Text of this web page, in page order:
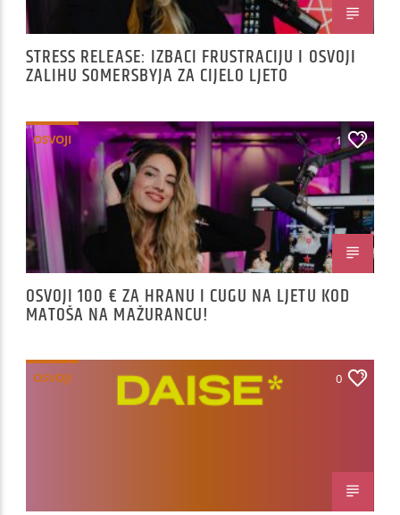
STRESS RELEASE: IZBACI FRUSTRACIJU I OSVOJI
ZALIHU SOMERSBYJA ZA CIJELO LJETO
OSVOJI 1
OSVOJI 100 € ZA HRANU I CUGU NA LJETU KOD
MATOŠA NA MAŽURANCU!
OSVOJI 0